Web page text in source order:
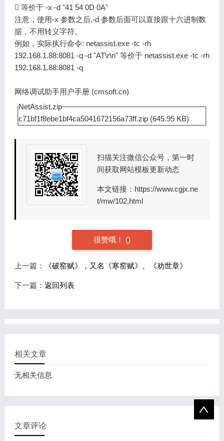
 等价于 -x -d "41 54 0D 0A"
注意，使用-x 参数之后,-d 参数后面可以直接跟十六进制数
据，不用转义字符。
例如，实际执行命令: netassist.exe -tc -rh
192.168.1.88:8081 -q -d "AT\r\n" 等价于 netassist.exe -tc -rh
192.168.1.88:8081 -q
网络调试助手用户手册 (cmsoft.cn)
NetAssist.zip
c71bf1f8ebe1bf4ca5041672156a73ff.zip(645.95 KB)
扫描关注微信公众号，第一时
间获取网站模板更新动态
本文链接： https://www.cgjx.ne
t/mw/102.html
很赞哦！ ()
上一篇： 《破窑赋》，又名《寒窑赋》、《劝世章》
下一篇： 返回列表
相关文章
无相关信息
文章评论